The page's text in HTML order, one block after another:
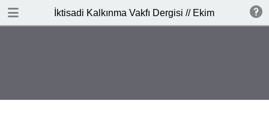
İktisadi Kalkınma Vakfı Dergisi // Ekim 2015
DOWNLOAD